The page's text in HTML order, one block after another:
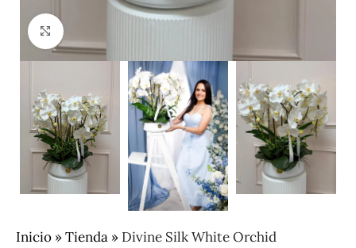
Clic para ampliar
Inicio »Tienda » Divine Silk White Orchid